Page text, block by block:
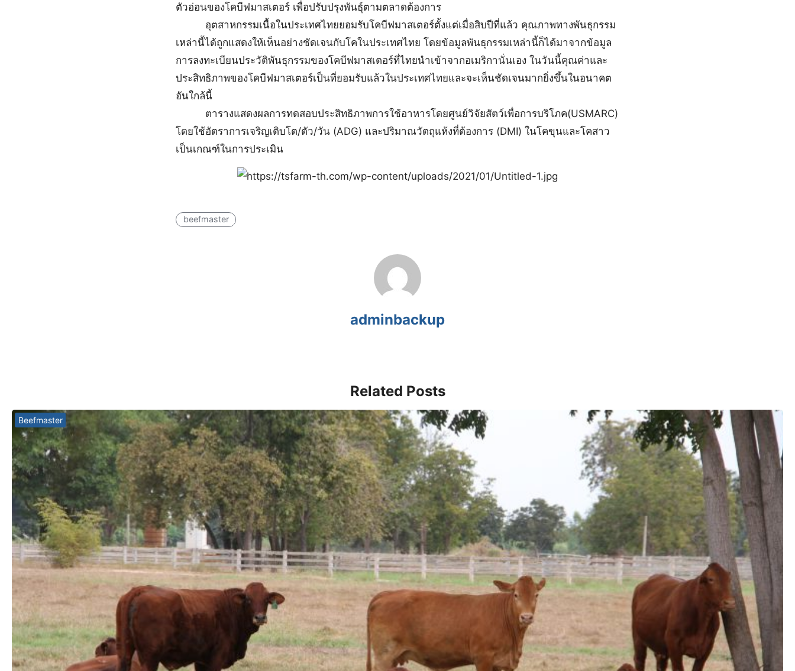
ตัวอ่อนของโคบีฟมาสเตอร์ เพื่อปรับปรุงพันธุ์ตามตลาดต้องการ
อุตสาหกรรมเนื้อในประเทศไทยยอมรับโคบีฟมาสเตอร์ตั้งแต่เมื่อสิบปีที่แล้ว คุณภาพทางพันธุกรรม
เหล่านี้ได้ถูกแสดงให้เห็นอย่างชัดเจนกับโคในประเทศไทย โดยข้อมูลพันธุกรรมเหล่านี้ก็ได้มาจากข้อมูล
การลงทะเบียนประวัติพันธุกรรมของโคบีฟมาสเตอร์ที่ไทยนำเข้าจากอเมริกานั่นเอง ในวันนี้คุณค่าและ
ประสิทธิภาพของโคบีฟมาสเตอร์เป็นที่ยอมรับแล้วในประเทศไทยและจะเห็นชัดเจนมากยิ่งขึ้นในอนาคต
อันใกล้นี้
ตารางแสดงผลการทดสอบประสิทธิภาพการใช้อาหารโดยศูนย์วิจัยสัตว์เพื่อการบริโภค(USMARC)
โดยใช้อัตราการเจริญเติบโต/ตัว/วัน (ADG) และปริมาณวัตถุแห้งที่ต้องการ (DMI) ในโคขุนและโคสาว
เป็นเกณฑ์ในการประเมิน
beefmaster
adminbackup
Related Posts
Beefmaster